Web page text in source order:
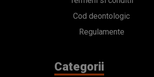
Cod deontologic
Regulamente
Categorii